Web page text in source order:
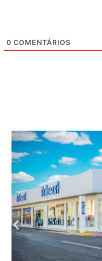
0 COMENTÁRIOS